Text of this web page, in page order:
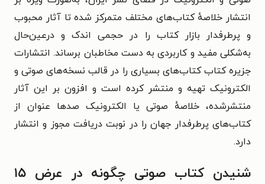
انتشار خلاصهٔ کتاب‌‌های مختلف متمرکز شده تا آثار محبوب
و پرطرفدار بازار کتاب را در حجمی اندک و درعین‌حال
به‌شکلی مفید و کاربردی به دست مخاطبان برساند. انتشارات
جزیره کتاب کتاب‌های بسیاری را در قالب نسخه‌های صوتی و
الکترونیک تهیه و منتشر کرده است و افزون بر این آثار
منتشرشده، خلاصهٔ صوتی یا الکترونیک صدها عنوان از
کتاب‌های پرطرفدار جهان را در نوبت دریافت مجوز و انتشار
دارد.
شنیدن کتاب صوتی چگونه در عرض ۱۵